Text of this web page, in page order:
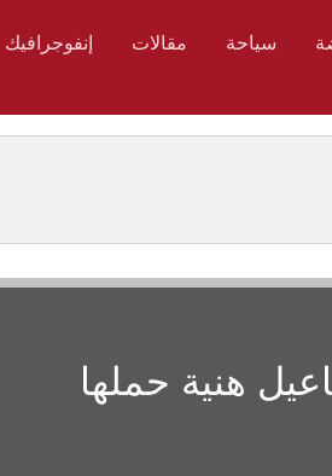
سياحة مقالات إنفوجرافيك
هنية حملها